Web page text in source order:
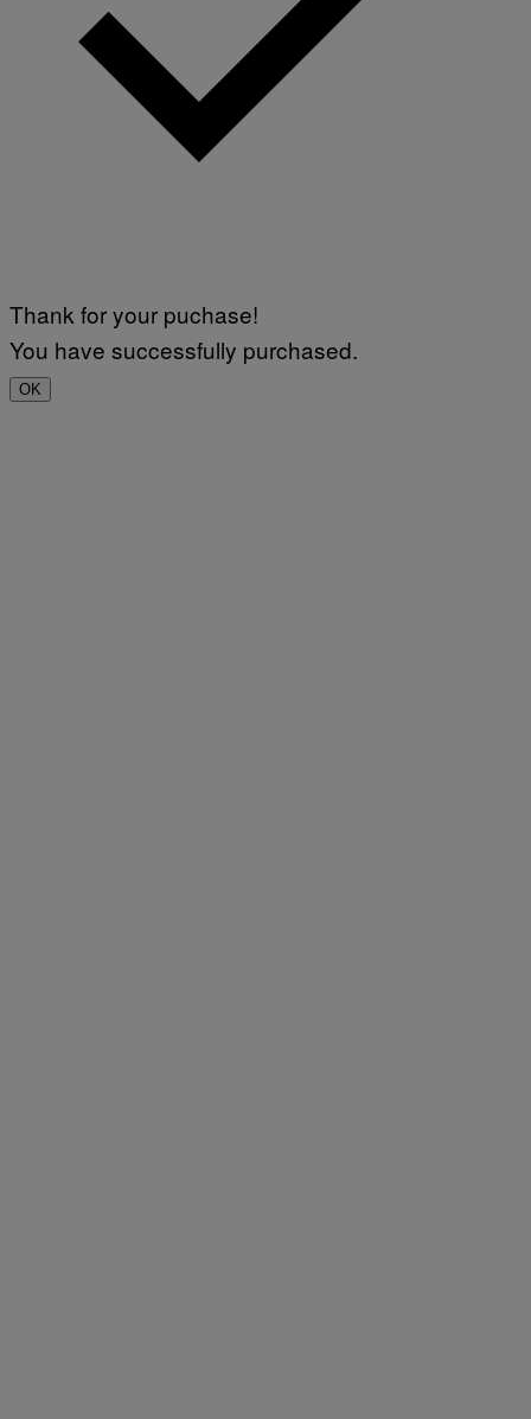
Thank for your puchase!
You have successfully purchased.
OK